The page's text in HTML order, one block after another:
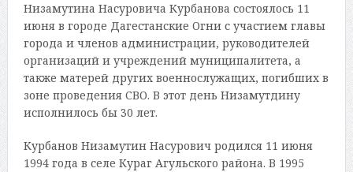
Низамутина Насуровича Курбанова состоялось 11
июня в городе Дагестанские Огни с участием главы
города и членов администрации, руководителей
организаций и учреждений муниципалитета, а
также матерей других военнослужащих, погибших в
зоне проведения СВО. В этот день Низамутдину
исполнилось бы 30 лет.
Курбанов Низамутин Насурович родился 11 июня
1994 года в селе Кураг Агульского района. В 1995